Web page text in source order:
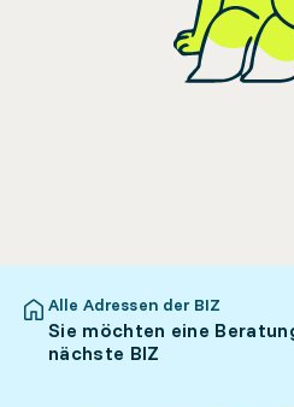
Alle Adressen der BIZ
Sie möchten eine
nächste BIZ